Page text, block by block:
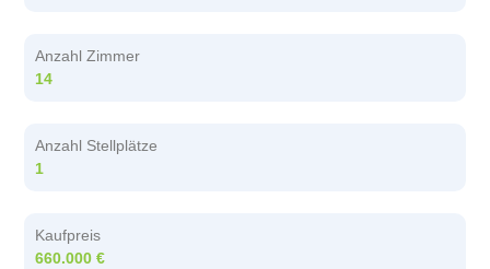
Anzahl Zimmer
14
Anzahl Stellplätze
1
Kaufpreis
660.000 €